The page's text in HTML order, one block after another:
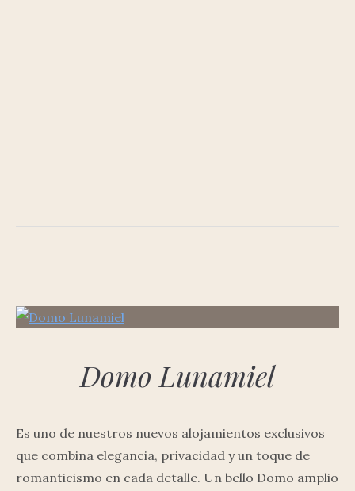
Domo Lunamiel
Es uno de nuestros nuevos alojamientos exclusivos
que combina elegancia, privacidad y un toque de
romanticismo en cada detalle. Un bello Domo amplio